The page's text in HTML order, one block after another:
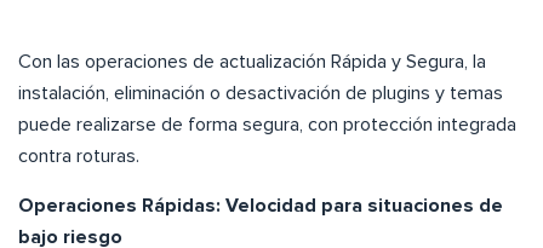
Con las operaciones de actualización Rápida y Segura, la
instalación, eliminación o desactivación de plugins y temas
puede realizarse de forma segura, con protección integrada
contra roturas.
Operaciones Rápidas: Velocidad para situaciones de
bajo riesgo